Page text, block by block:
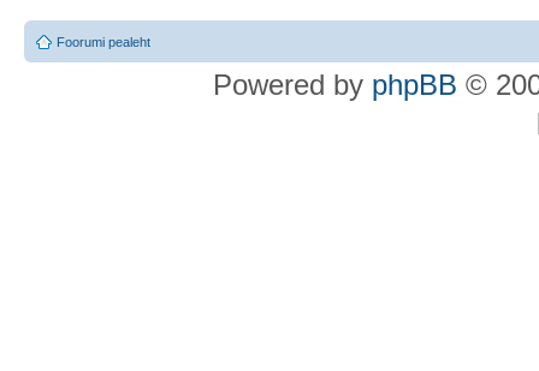
Foorumi pealeht
Powered by phpBB ©